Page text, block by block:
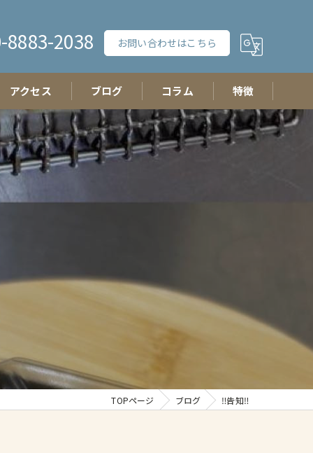
8883-2038 お問い合わせはこちら
アクセス ブログ コラム 特徴
チーズ
TOPページ ブログ ‼️告知‼️